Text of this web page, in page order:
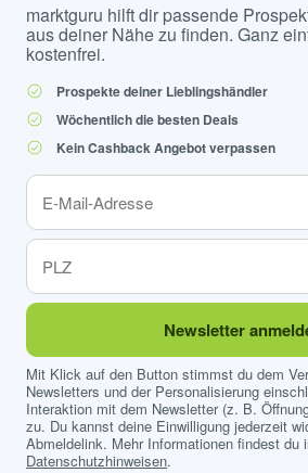
marktguru hilft dir passende
aus deiner Nähe zu finden. Ganz
kostenfrei.
Prospekte deiner Lieblingshändler
Wöchentlich die besten Deals
Kein Cashback Angebot verpassen
Newsletter
Mit Klick auf den Button stimmst du dem
Newsletters und der Personalisierung
Interaktion mit dem Newsletter (z. B.
zu. Du kannst deine Einwilligung jederzeit
Abmeldelink. Mehr Informationen findest du
Datenschutzhinweisen.